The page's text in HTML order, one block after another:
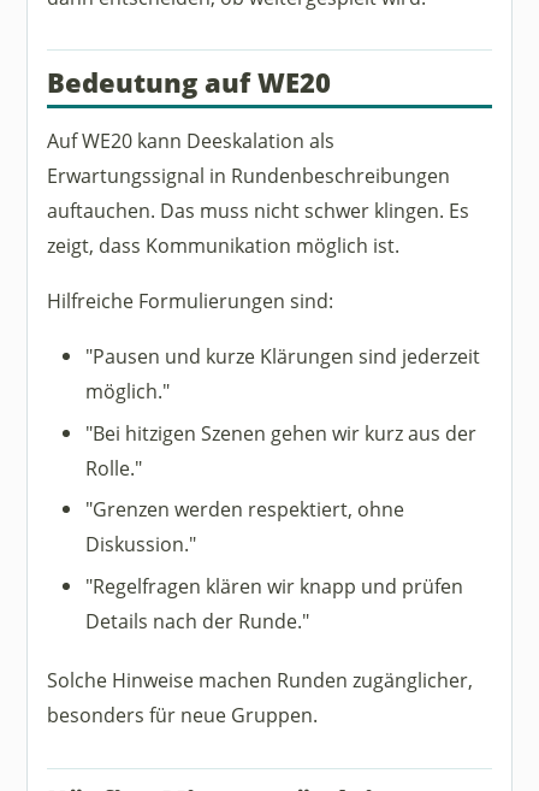
Bedeutung auf WE20
Auf WE20 kann Deeskalation als
Erwartungssignal in Rundenbeschreibungen
auftauchen. Das muss nicht schwer klingen. Es
zeigt, dass Kommunikation möglich ist.
Hilfreiche Formulierungen sind:
"Pausen und kurze Klärungen sind jederzeit
möglich."
"Bei hitzigen Szenen gehen wir kurz aus der
Rolle."
"Grenzen werden respektiert, ohne
Diskussion."
"Regelfragen klären wir knapp und prüfen
Details nach der Runde."
Solche Hinweise machen Runden zugänglicher,
besonders für neue Gruppen.